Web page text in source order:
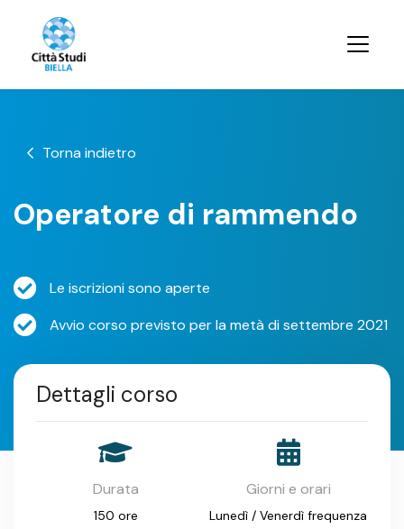
Torna indietro
Operatore di rammendo
Le iscrizioni sono aperte
Avvio corso previsto per la metà di settembre 2021
Dettagli corso
Durata
150 ore
Giorni e orari
Lunedì / Venerdì frequenza